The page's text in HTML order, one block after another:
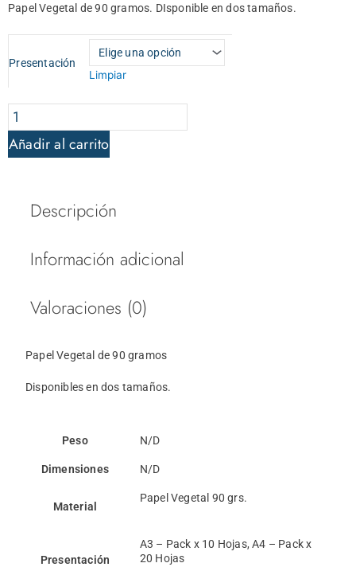
Papel Vegetal de 90 gramos. DIsponible en dos tamaños.
Presentación
Limpiar
Vegetal
Añadir al carrito
Descripción
Información adicional
Valoraciones (0)
Papel Vegetal de 90 gramos
Disponibles en dos tamaños.
Peso N/D
Dimensiones N/D
Material
Papel Vegetal 90 grs.
Presentación
A3 – Pack x 10 Hojas, A4 – Pack x
20 Hojas